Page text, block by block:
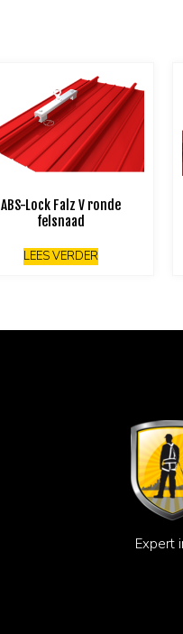
ABS-Lock Falz V ronde
felsnaad
LEES VERDER
Expert